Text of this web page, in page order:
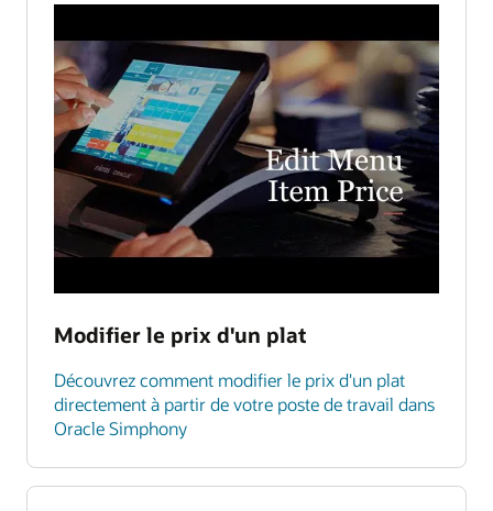
Modifier le prix d'un plat
Découvrez comment modifier le prix d'un plat
directement à partir de votre poste de travail dans
Oracle Simphony